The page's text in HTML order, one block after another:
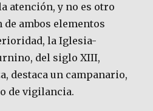
atención, y no es otro
ambos elementos
la Iglesia-
del siglo XIII,
destaca un campanario,
de vigilancia.